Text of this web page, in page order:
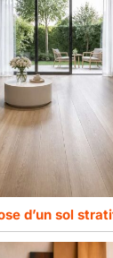
d’un sol